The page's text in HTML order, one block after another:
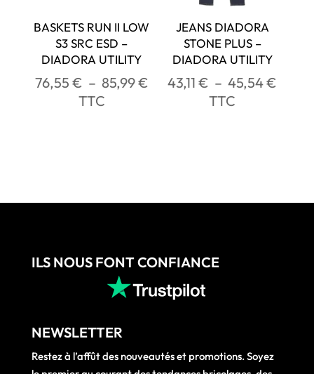
BASKETS RUN II LOW
S3 SRC ESD –
DIADORA UTILITY
76,55 € – 85,99€ Plage
TTC
JEANS DIADORA
STONE PLUS –
DIADORA UTILITY
43,11€ – 45,54€
TTC
ILS NOUS FONT CONFIANCE
NEWSLETTER
Restez à l’affût des nouveautés et promotions. Soyez